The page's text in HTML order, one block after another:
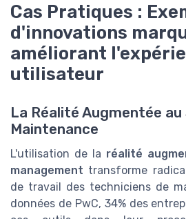
Cas Pratiques :
d'innovations
améliorant
utilisateur
La Réalité Augmentée
Maintenance
L'utilisation de la réalité
management transforme
de travail des techniciens de
données de PwC, 34% des